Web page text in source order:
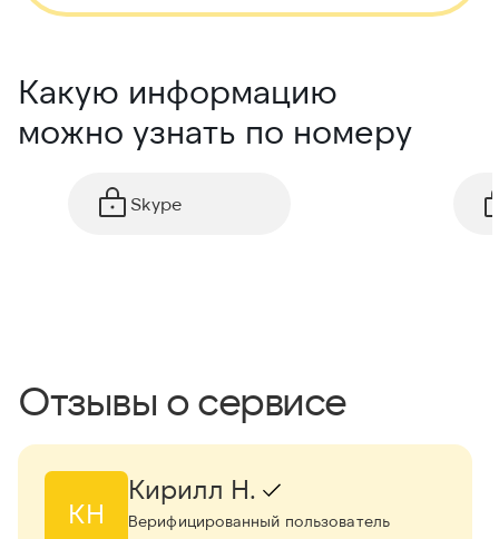
Какую информацию
можно узнать по номеру
Skype
Отзывы о сервисе
КН
Кирилл Н.
Верифицированный пользователь